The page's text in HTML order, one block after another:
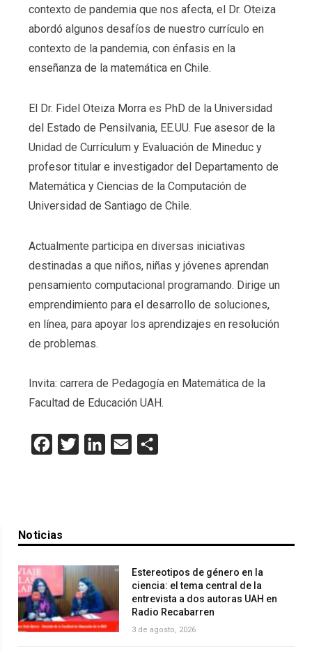
contexto de pandemia que nos afecta, el Dr. Oteiza
abordó algunos desafíos de nuestro currículo en
contexto de la pandemia, con énfasis en la
enseñanza de la matemática en Chile.
El Dr. Fidel Oteiza Morra es PhD de la Universidad
del Estado de Pensilvania, EE.UU. Fue asesor de la
Unidad de Currículum y Evaluación de Mineduc y
profesor titular e investigador del Departamento de
Matemática y Ciencias de la Computación de
Universidad de Santiago de Chile.
Actualmente participa en diversas iniciativas
destinadas a que niños, niñas y jóvenes aprendan
pensamiento computacional programando. Dirige un
emprendimiento para el desarrollo de soluciones,
en línea, para apoyar los aprendizajes en resolución
de problemas.
Invita: carrera de Pedagogía en Matemática de la
Facultad de Educación UAH.
Facebook
Twitter LinkedInEmail
Noticias
Estereotipos de género en la
ciencia: el tema central de la
entrevista a dos autoras UAH en
Radio Recabarren
3 de agosto, 2026